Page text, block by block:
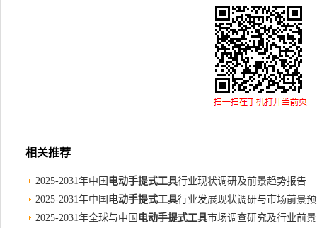
相关推荐
2025-2031年中国 电动手提式工具行业现状调研及前景趋势报告
2025-2031年中国 电动手提式工具行业发展现状调研与市场前景
2025-2031年全球与中国 电动手提式工具市场调查研究及行业前